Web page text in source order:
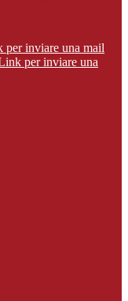
per inviare una mail
per inviare una